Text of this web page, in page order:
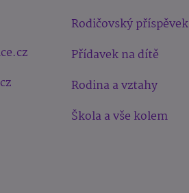
Rodičovský příspěvek
Přídavek na dítě
Rodina a vztahy
Škola a vše kolem